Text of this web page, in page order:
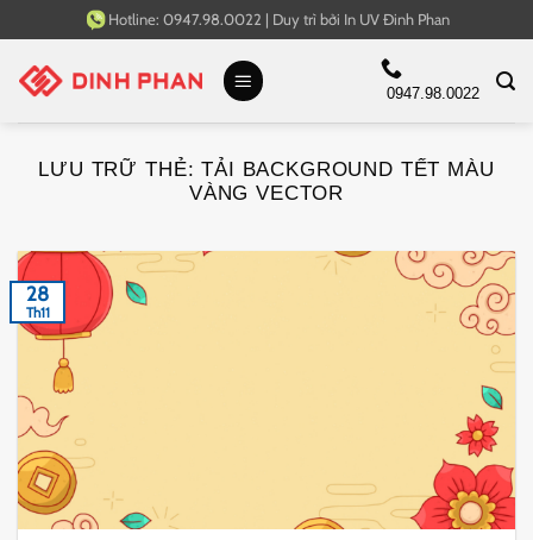
qua
nội
Hotline: 0947.98.0022 | Duy trì bởi In UV Đinh Phan
0947.98.0022
LƯU TRỮ THẺ:TẢI BACKGROUND TẾT MÀU
VÀNG VECTOR
28
Th11